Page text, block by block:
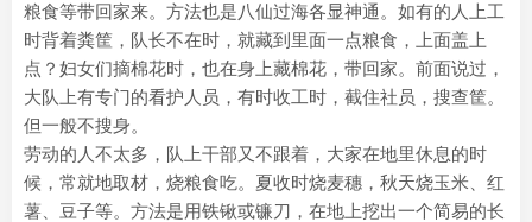
粮食等带回家来。方法也是八仙过海各显神通。如有的人上工
时背着粪筐，队长不在时，就藏到里面一点粮食，上面盖上
点？妇女们摘棉花时，也在身上藏棉花，带回家。前面说过，
大队上有专门的看护人员，有时收工时，截住社员，搜查筐。
但一般不搜身。
劳动的人不太多，队上干部又不跟着，大家在地里休息的时
候，常就地取材，烧粮食吃。夏收时烧麦穗，秋天烧玉米、红
薯、豆子等。方法是用铁锹或镰刀，在地上挖出一个简易的长